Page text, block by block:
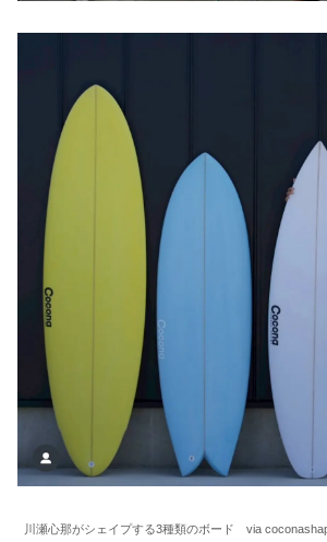
川瀬心那がシェイプする3種類のボード via